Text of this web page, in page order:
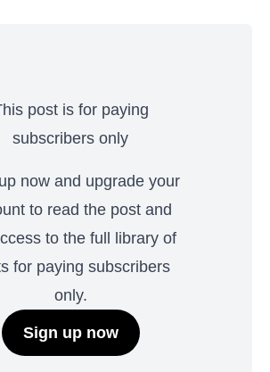
post is for paying
subscribers only
now and upgrade your
to read the post and
to the full library of
for paying subscribers
only.
Sign up now